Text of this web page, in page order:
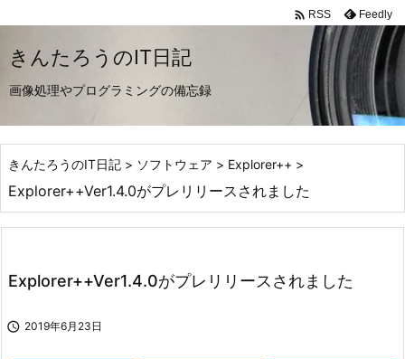
 RSS Feedly
きんたろうのIT日記
画像処理やプログラミングの備忘録
きんたろうのIT日記 > ソフトウェア > Explorer++ >
Explorer++Ver1.4.0がプレリリースされました
Explorer++Ver1.4.0がプレリリースされました
 2019年6月23日